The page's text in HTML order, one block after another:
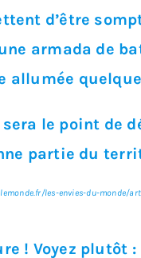
d’être
armada de
allumée
sera le point de
partie du
lemonde.fr/les-envies-du-
! Voyez plutôt :